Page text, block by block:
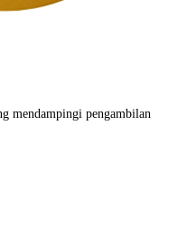
mendampingi pengambilan